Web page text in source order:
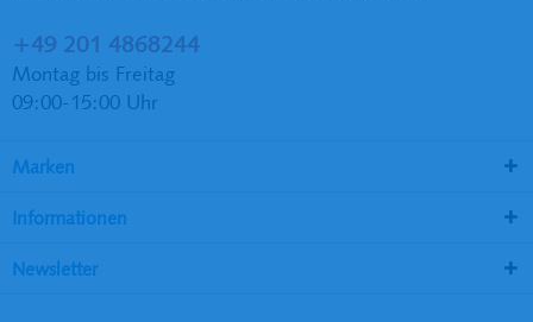
+49 201 4868244
Montag bis Freitag
09:00-15:00 Uhr
Marken
Informationen
Newsletter